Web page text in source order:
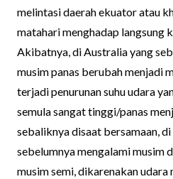
melintasi daerah ekuator atau
matahari menghadap langsung
Akibatnya, di Australia yang
musim panas berubah menjadi
terjadi penurunan suhu udara
semula sangat tinggi/panas
sebaliknya disaat bersamaan,
sebelumnya mengalami musim
musim semi, dikarenakan